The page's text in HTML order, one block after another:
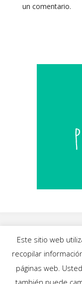
un comentario.
Este sitio web
recopilar
páginas web.